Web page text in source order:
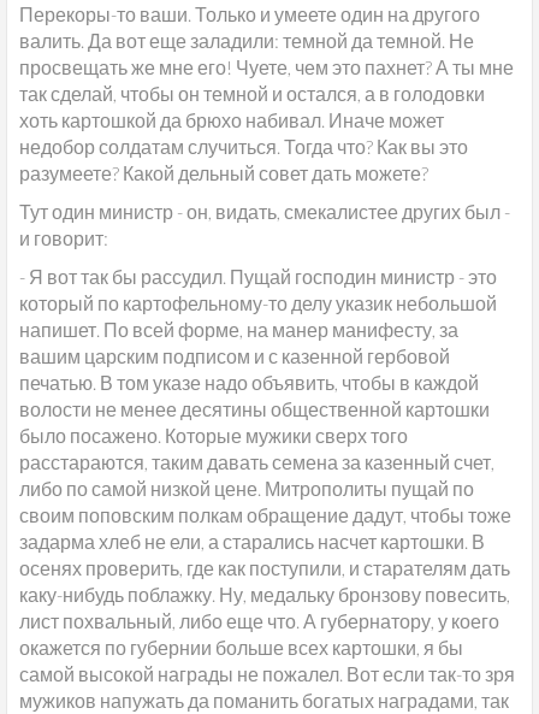
Перекоры-то ваши. Только и умеете один на другого
валить. Да вот еще заладили: темной да темной. Не
просвещать же мне его! Чуете, чем это пахнет? А ты мне
так сделай, чтобы он темной и остался, а в голодовки
хоть картошкой да брюхо набивал. Иначе может
недобор солдатам случиться. Тогда что? Как вы это
разумеете? Какой дельный совет дать можете?
Тут один министр - он, видать, смекалистее других был -
и говорит:
- Я вот так бы рассудил. Пущай господин министр - это
который по картофельному-то делу указик небольшой
напишет. По всей форме, на манер манифесту, за
вашим царским подписом и с казенной гербовой
печатью. В том указе надо объявить, чтобы в каждой
волости не менее десятины общественной картошки
было посажено. Которые мужики сверх того
расстараются, таким давать семена за казенный счет,
либо по самой низкой цене. Митрополиты пущай по
своим поповским полкам обращение дадут, чтобы тоже
задарма хлеб не ели, а старались насчет картошки. В
осенях проверить, где как поступили, и старателям дать
каку-нибудь поблажку. Ну, медальку бронзову повесить,
лист похвальный, либо еще что. А губернатору, у коего
окажется по губернии больше всех картошки, я бы
самой высокой награды не пожалел. Вот если так-то зря
мужиков напужать да поманить богатых наградами, так